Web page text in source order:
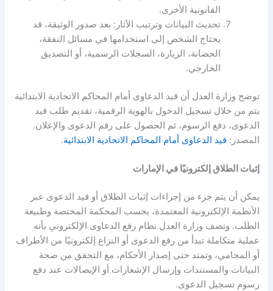
القانونية الأخرى.
تحديث البيانات وترتيب الآثار : بعد صدور الوثيقة، قد
يحتاج الشخص إلى استخدامها في مسائل النفقة،
الحضانة، الزيارة، السجلات الرسمية، أو التصديق
الخارجي.
توضح وزارة العدل أن قيد الدعاوى أمام المحاكم الاتحادية الابتدائية
يتم من خلال تسجيل الدخول بالهوية الرقمية، تقديم طلب قيد
الدعوى، دفع الرسوم، ثم الحصول على رقم الدعوى والإعلان.
المصدر : قيد الدعاوى أمام المحاكم الاتحادية الابتدائية.
إثبات الطلاق إلكترونيًا في الإمارات
يمكن أن يتم جزء من إجراءات إثبات الطلاق أو قيد الدعوى عبر
الأنظمة الإلكترونية المعتمدة، بحسب المحكمة المختصة وطبيعة
الطلب. وتصف وزارة العدل نظام رفع الدعاوى الإلكتروني بأنه
عملية متكاملة تبدأ من رفع الدعوى أو النزاع إلكترونيًا من الأطراف
أو المحامي، وتمتد حتى إصدار الأحكام، مع التحقق من صحة
البيانات والمستندات وإرسال الإشعارات أو الإيصالات عند دفع
رسوم تسجيل الدعوى.